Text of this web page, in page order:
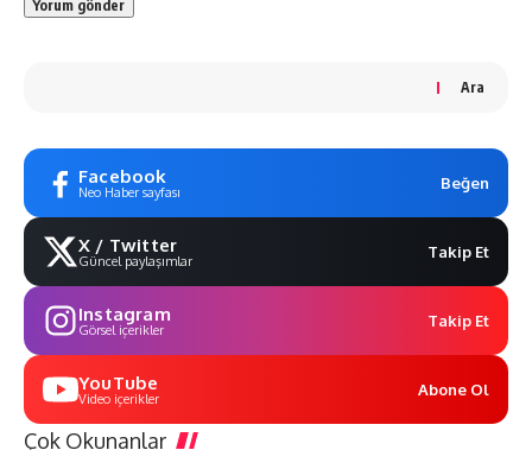
Ara
Facebook
Neo Haber sayfası Beğen
X / Twitter
Güncel paylaşımlar Takip Et
Instagram
Görsel içerikler Takip Et
YouTube
Video içerikler Abone Ol
Çok Okunanlar